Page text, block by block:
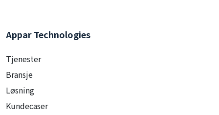
Appar Technologies
Tjenester
Bransje
Løsning
Kundecaser